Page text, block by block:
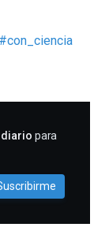
#con_ciencia
diario para